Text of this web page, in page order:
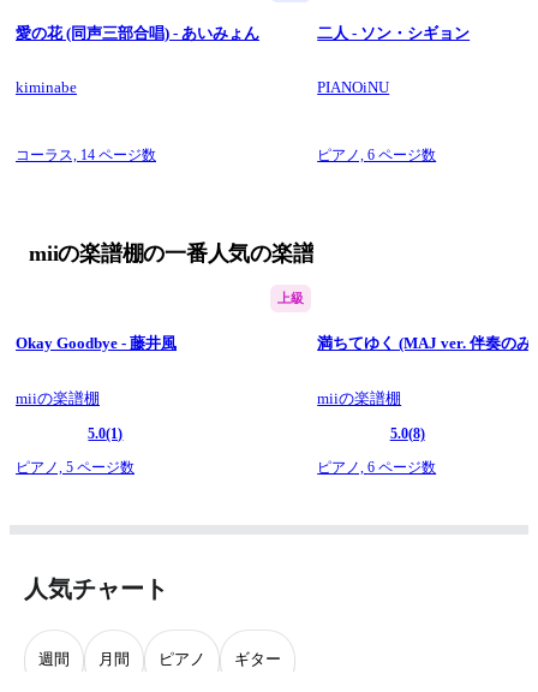
愛の花 (同声三部合唱) - あいみょん
kiminabe
コーラス, 14 ページ数
二人 - ソン・シギョン
PIANOiNU
ピアノ,6 ページ数
miiの楽譜棚の一番人気の楽譜
上級
Okay Goodbye - 藤井風
miiの楽譜棚
5.0(1)
ピアノ, 5 ページ数
満ちてゆく (MAJ ver. 伴奏のみ
miiの楽譜棚
5.0(8)
ピアノ,6 ページ数
人気チャート
週間 月間 ピアノ ギター